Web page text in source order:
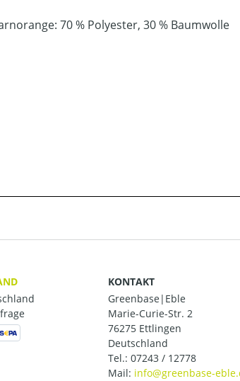
70 % Polyester, 30 % Baumwolle
KONTAKT
Greenbase|Eble
Marie-Curie-Str. 2
76275 Ettlingen
Deutschland
Tel.: 07243 / 12778
Mail: